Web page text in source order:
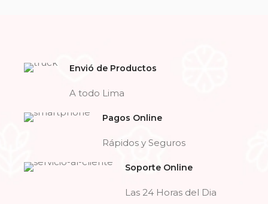
Envió de Productos
A todo Lima
Pagos Online
Rápidos y Seguros
Soporte Online
Las 24 Horas del Dia